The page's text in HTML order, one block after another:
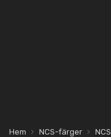
Hem NCS-färger NCS